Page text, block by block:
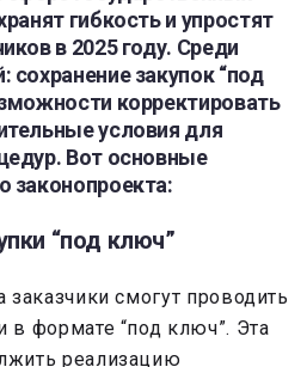
гибкость и упростят
в 2025 году. Среди
закупок “под
корректировать
условия для
Вот основные
законопроекта:
“под ключ”
смогут проводить
в формате “под ключ”. Эта
реализацию